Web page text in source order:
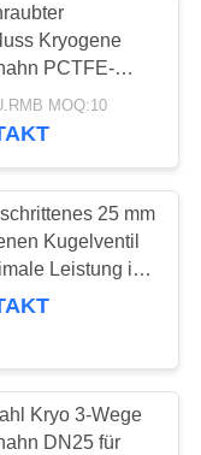
94
Kryogene
PCTFE-
für
Temperaturen
MOQ:10
25 mm
Kugelventil
Leistung in
Kryo 3-Wege
DN25 für